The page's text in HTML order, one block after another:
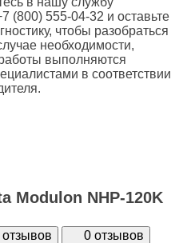
(800) 555-04-32 и оставьте
чтобы разобраться
необходимости,
выполняются
в соответствии
Modulon NHP-120K
отзывов
0 отзывов